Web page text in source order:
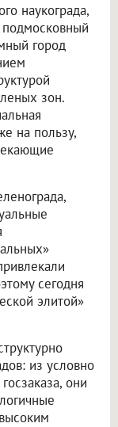
наукограда,
подмосковный
город
зон.
на пользу,
сегодня
элитой»
из условно
они